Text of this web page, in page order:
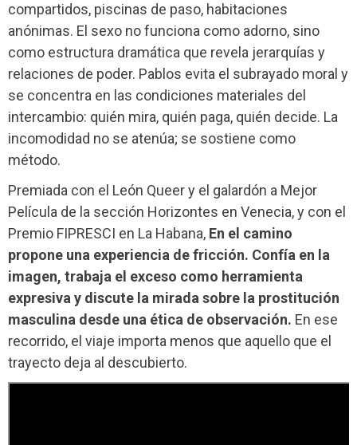
compartidos, piscinas de paso, habitaciones
anónimas. El sexo no funciona como adorno, sino
como estructura dramática que revela jerarquías y
relaciones de poder. Pablos evita el subrayado moral y
se concentra en las condiciones materiales del
intercambio: quién mira, quién paga, quién decide. La
incomodidad no se atenúa; se sostiene como
método.
Premiada con el León Queer y el galardón a Mejor
Película de la sección Horizontes en Venecia, y con el
Premio FIPRESCI en La Habana, En el camino
propone una experiencia de fricción. Confía en la
imagen, trabaja el exceso como herramienta
expresiva y discute la mirada sobre la prostitución
masculina desde una ética de observación. En ese
recorrido, el viaje importa menos que aquello que el
trayecto deja al descubierto.